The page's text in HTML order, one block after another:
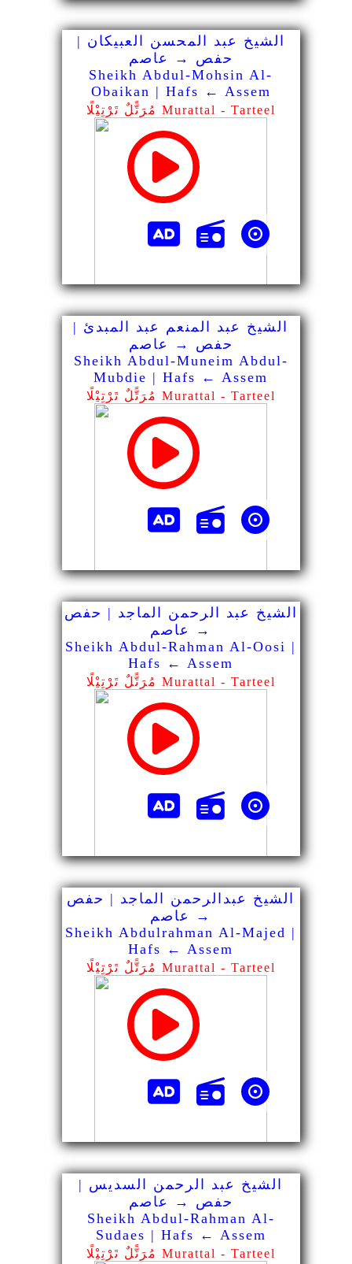
الشيخ عبد المحسن العبيكان |
حفص → عاصم
Sheikh Abdul-Mohsin Al-
Obaikan | Hafs ← Assem
مُرَتًّلٌ تَرْتِيْلًا Murattal - Tarteel
الشيخ عبد المنعم عبد المبدئ |
حفص → عاصم
Sheikh Abdul-Muneim Abdul-
Mubdie | Hafs ← Assem
مُرَتًّلٌ تَرْتِيْلًا Murattal - Tarteel
الشيخ عبد الرحمن الماجد | حفص
→ عاصم
Sheikh Abdul-Rahman Al-Oosi |
Hafs ← Assem
مُرَتًّلٌ تَرْتِيْلًا Murattal - Tarteel
الشيخ عبدالرحمن الماجد | حفص
→ عاصم
Sheikh Abdulrahman Al-Majed |
Hafs ← Assem
مُرَتًّلٌ تَرْتِيْلًا Murattal - Tarteel
الشيخ عبد الرحمن السديس |
حفص → عاصم
Sheikh Abdul-Rahman Al-
Sudaes | Hafs ← Assem
مُرَتًّلٌ تَرْتِيْلًا Murattal - Tarteel